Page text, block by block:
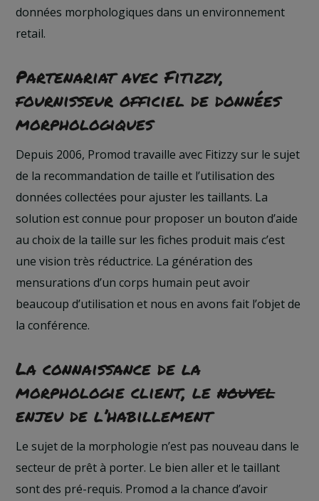
données morphologiques dans un environnement
retail.
Partenariat avec Fitizzy,
fournisseur officiel de données
morphologiques
Depuis 2006, Promod travaille avec Fitizzy sur le sujet
de la recommandation de taille et l’utilisation des
données collectées pour ajuster les taillants. La
solution est connue pour proposer un bouton d’aide
au choix de la taille sur les fiches produit mais c’est
une vision très réductrice. La génération des
mensurations d’un corps humain peut avoir
beaucoup d’utilisation et nous en avons fait l’objet de
la conférence.
La connaissance de la
morphologie client, lenouvel
enjeu de l’habillement
Le sujet de la morphologie n’est pas nouveau dans le
secteur de prêt à porter. Le bien aller et le taillant
sont des pré-requis. Promod a la chance d’avoir